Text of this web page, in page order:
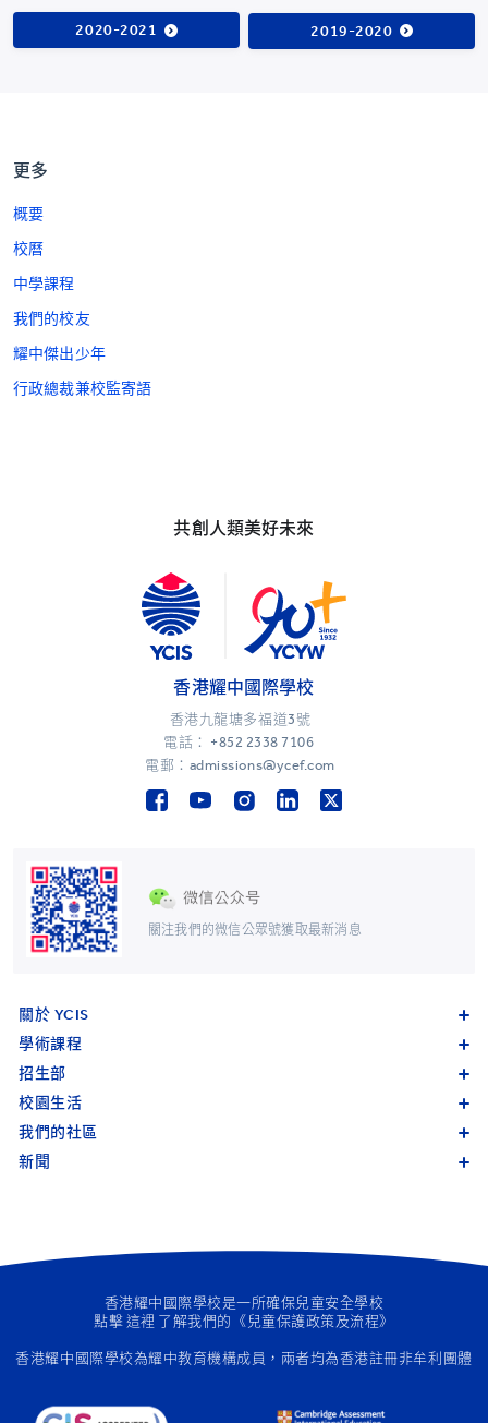
2020-2021 2019-2020
更多
概要
校曆
中學課程
我們的校友
耀中傑出少年
行政總裁兼校監寄語
共創人類美好未來
關注我們的微信公眾號獲取最新消息
香港耀中國際學校
香港九龍塘多福道3號
電話： +852 2338 7106
電郵：admissions@ycef.com
關於 YCIS
學術課程
招生部
校園生活
我們的社區
新聞
香港耀中國際學校是一所確保兒童安全學校
點擊 這裡 了解我們的《兒童保護政策及流程》
香港耀中國際學校為耀中教育機構成員 ，兩者均為香港註冊非牟利團體